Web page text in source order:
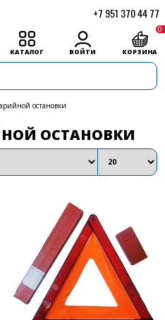
+7 951 370 44 77
КАТАЛОГ ВОЙТИ КОРЗИНА
0
остановки
ОСТАНОВКИ